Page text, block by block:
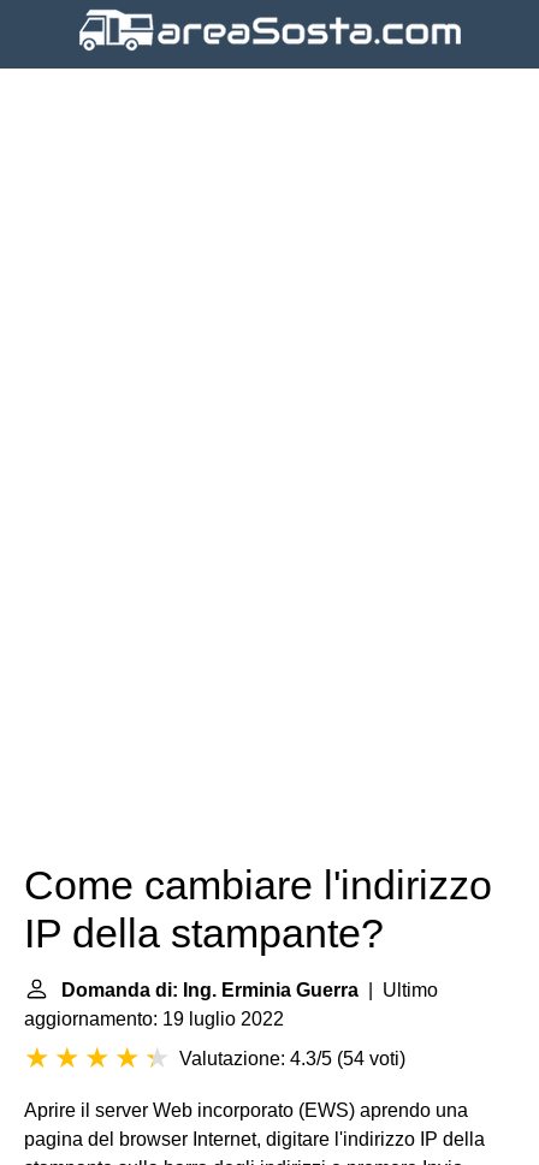
Come cambiare l'indirizzo
IP della stampante?
Domanda di: Ing. Erminia Guerra | Ultimo
aggiornamento: 19 luglio 2022
Valutazione: 4.3/5 (54 voti)
Aprire il server Web incorporato (EWS) aprendo una
pagina del browser Internet, digitare l'indirizzo IP della